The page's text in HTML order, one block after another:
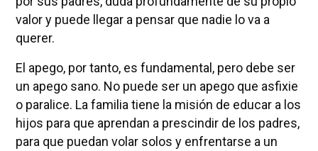
valor y puede llegar a pensar que nadie lo va a
querer.
El apego, por tanto, es fundamental, pero debe ser
un apego sano. No puede ser un apego que asfixie
o paralice. La familia tiene la misión de educar a los
hijos para que aprendan a prescindir de los padres,
para que puedan volar solos y enfrentarse a un